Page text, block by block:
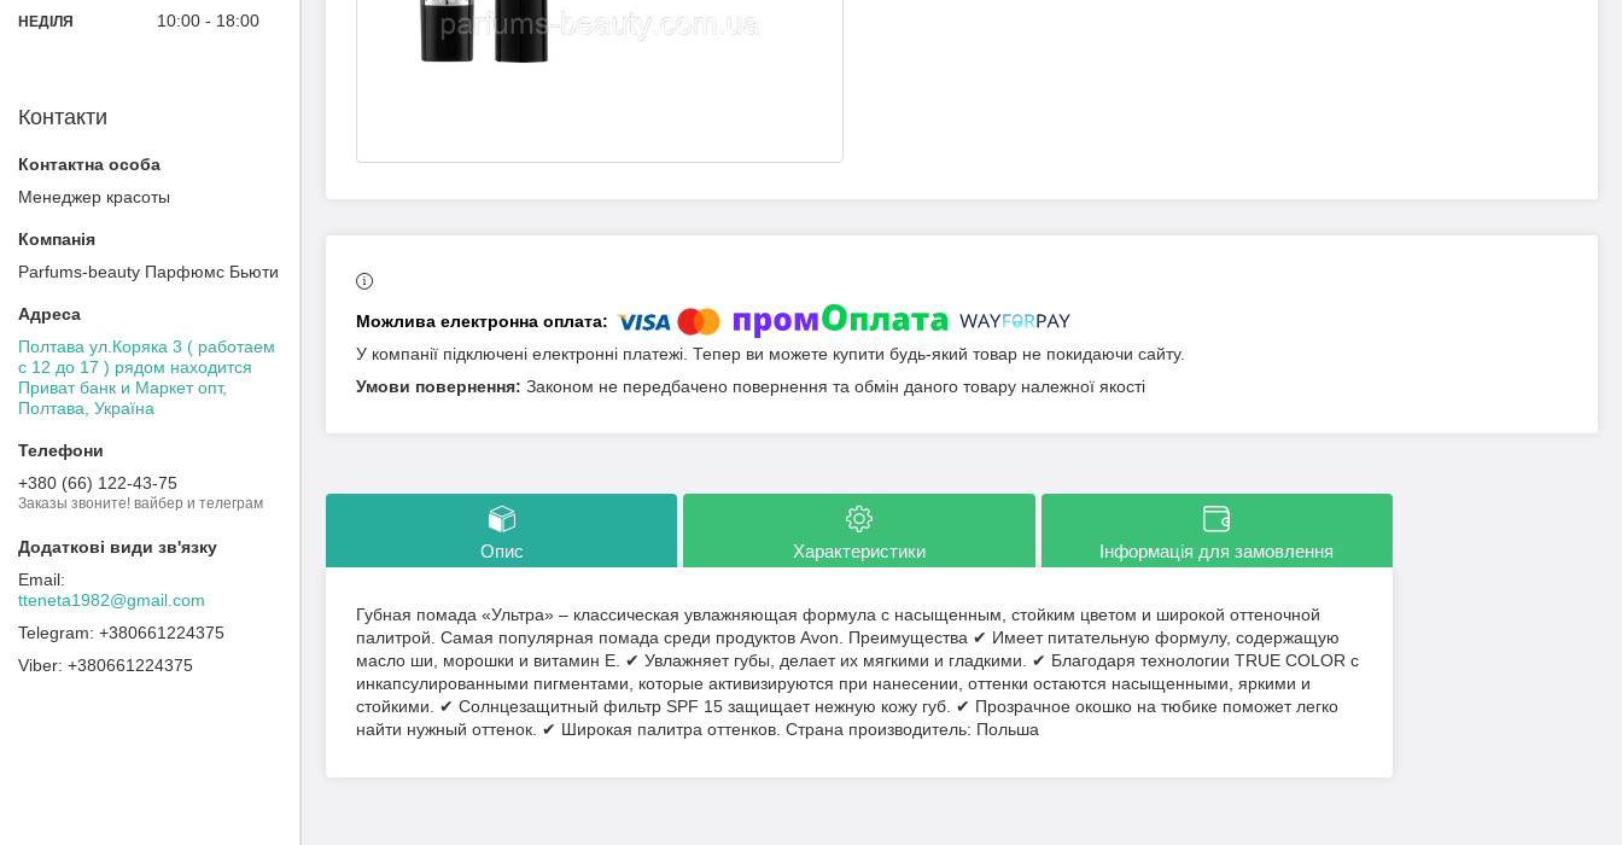
У компанії підключені електронні платежі. Тепер ви можете купити будь-який товар не покидаючи сайту.
Законом не передбачено повернення та обмін даного товару належної якості
Опис Характеристики Інформація для замовлення
Губная помада «Ультра» – классическая увлажняющая формула с насыщенным, стойким цветом и широкой оттеночной
палитрой. Самая популярная помада среди продуктов Avon. Преимущества ✔ Имеет питательную формулу, содержащую
масло ши, морошки и витамин Е. ✔ Увлажняет губы, делает их мягкими и гладкими. ✔ Благодаря технологии TRUE COLOR с
инкапсулированными пигментами, которые активизируются при нанесении, оттенки остаются насыщенными, яркими и
стойкими. ✔ Солнцезащитный фильтр SPF 15 защищает нежную кожу губ. ✔ Прозрачное окошко на тюбике поможет легко
найти нужный оттенок. ✔ Широкая палитра оттенков. Страна производитель: Польша
НЕДІЛЯ 10:00 18:00
Контакти
Менеджер красоты
Parfums-beauty Парфюмс Бьюти
Полтава ул.Коряка 3 ( работаем
с 12 до 17 ) рядом находится
Приват банк и Маркет опт,
Полтава, Україна
+380 (66) 122-43-75
Заказы звоните! вайбер и телеграм
tteneta1982@gmail.com
+380661224375
+380661224375